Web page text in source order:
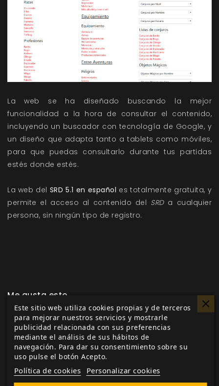
La web se ha diseñado buscando la mejor
funcionalidad a la hora de consultar el contenido,
incluyendo un buscador con tecnología de Google, y
un diseño que adapta tanto a tablets como móviles,
para que puedas consultarlo durante tus partidas
estés donde estés.
La web del SRD 5.1 en español es totalmente gratuita, y
permite el acceso al contenido del SRDa cualquier
persona, sin ningún tipo de registro.
Me gusta esto
Etiquetas: El Resurgir del Dragón El Resurgir del
Dragón
Fantasía
Mazmorras Épica fantástica Colectivo 9
Este sitio web utiliza cookies propias y de terceros
para mejorar nuestros servicios y mostrarle
publicidad relacionada con sus preferencias
mediante el análisis de sus hábitos de
navegación. Para dar su consentimiento sobre su
uso pulse el botón Acepto.
Política de cookies Personalizar cookies